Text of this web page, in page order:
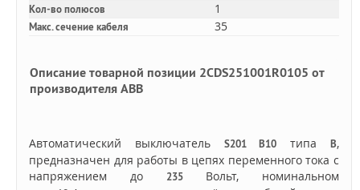
Кол-во полюсов 1
Макс. сечение кабеля 35
Описание товарной позиции 2CDS251001R0105 от
производителя ABB
Автоматический выключатель S201 B10 типаB,
предназначен для работы в цепях переменного тока с
напряжением до
235Вольт, номинальном